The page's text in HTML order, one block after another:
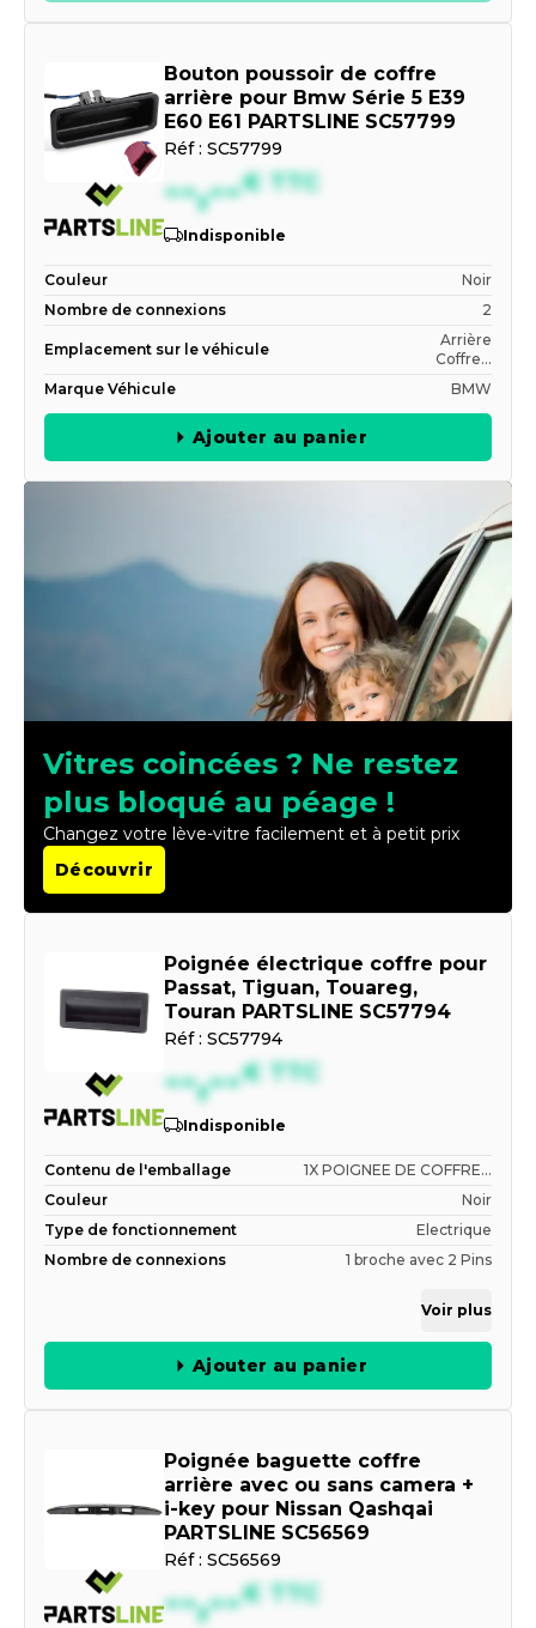
Bouton poussoir de coffre
arrière pour Bmw Série 5 E39
E60 E61 PARTSLINE SC57799
Réf : SC57799
--,--€ TTC
Indisponible
Couleur
Noir
Nombre de connexions
2
Emplacement sur le véhicule
Arrière
Coffre...
Marque Véhicule
BMW
Ajouter au panier
Vitres coincées ? Ne restez
plus bloqué au péage !
Changez votre lève-vitre facilement et à petit prix
Découvrir
Poignée électrique coffre pour
Passat, Tiguan, Touareg,
Touran PARTSLINE SC57794
Réf : SC57794
--,--€ TTC
Indisponible
Contenu de l'emballage
1X POIGNEE DE COFFRE...
Couleur
Noir
Type de fonctionnement
Electrique
Nombre de connexions
1 broche avec 2 Pins
Voir plus
Ajouter au panier
Poignée baguette coffre
arrière avec ou sans camera +
i-key pour Nissan Qashqai
PARTSLINE SC56569
Réf : SC56569
--,--€ TTC